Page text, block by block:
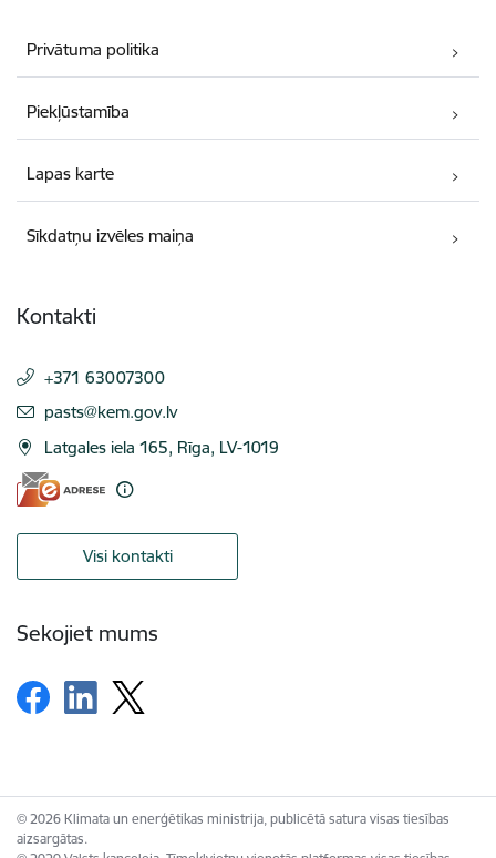
Privātuma politika
Piekļūstamība
Lapas karte
Sīkdatņu izvēles maiņa
Kontakti
+371 63007300
E-pasts:
pasts@kem.gov.lv
Latgales iela 165, Rīga, LV-1019
Visi kontakti
Sekojiet mums
© 2026 Klimata un enerģētikas ministrija, publicētā satura visas tiesības
aizsargātas.